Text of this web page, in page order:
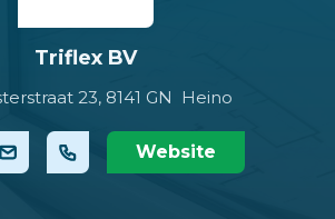
Triflex BV
23, 8141 GN Heino
Website